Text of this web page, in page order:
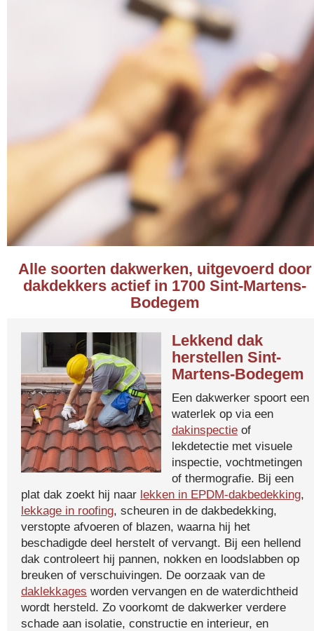
Alle soorten dakwerken, uitgevoerd door
dakdekkers actief in 1700 Sint-Martens-
Bodegem
Lekkend dak
herstellen Sint-
Martens-Bodegem
Een dakwerker spoort een
waterlek op via een
dakinspectie of
lekdetectie met visuele
inspectie, vochtmetingen
of thermografie. Bij een
plat dak zoekt hij naar lekken in EPDM-dakbedekking,
lekkage in roofing, scheuren in de dakbedekking,
verstopte afvoeren of blazen, waarna hij het
beschadigde deel herstelt of vervangt. Bij een hellend
dak controleert hij pannen, nokken en loodslabben op
breuken of verschuivingen. De oorzaak van de
daklekkages worden vervangen en de waterdichtheid
wordt hersteld. Zo voorkomt de dakwerker verdere
schade aan isolatie, constructie en interieur, en